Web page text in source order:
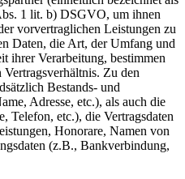
1 lit. b) DSGVO, um ihnen
vorvertraglichen Leistungen zu
Daten, die Art, der Umfang und
ihrer Verarbeitung, bestimmen
Zu den
Bestands- und
Adresse, etc.), als auch die
Telefon, etc.), die Vertragsdaten
Honorare, Namen von
(z.B., Bankverbindung,